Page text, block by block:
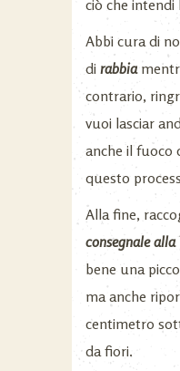
ciò che intendi
Abbi cura di
di rabbia
contrario,
vuoi lasciar
anche il fuoco
questo
Alla fine,
consegnale alla
bene una
ma anche
centimetro
da fiori.